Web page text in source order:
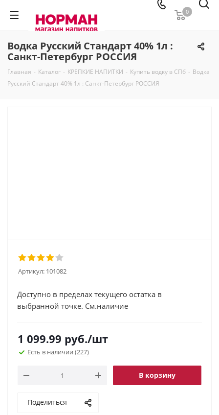
0
Водка Русский Стандарт 40% 1л :
Санкт-Петербург РОССИЯ
Главная - Каталог - КРЕПКИЕ НАПИТКИ - Купить водку в СПб - Водка
Русский Стандарт 40% 1л : Санкт-Петербург РОССИЯ
Артикул: 101082
Доступно в пределах текущего остатка в
выбранной точке. См.наличие
1 099.99 руб./шт
Есть в наличии (227)
В корзину
Поделиться